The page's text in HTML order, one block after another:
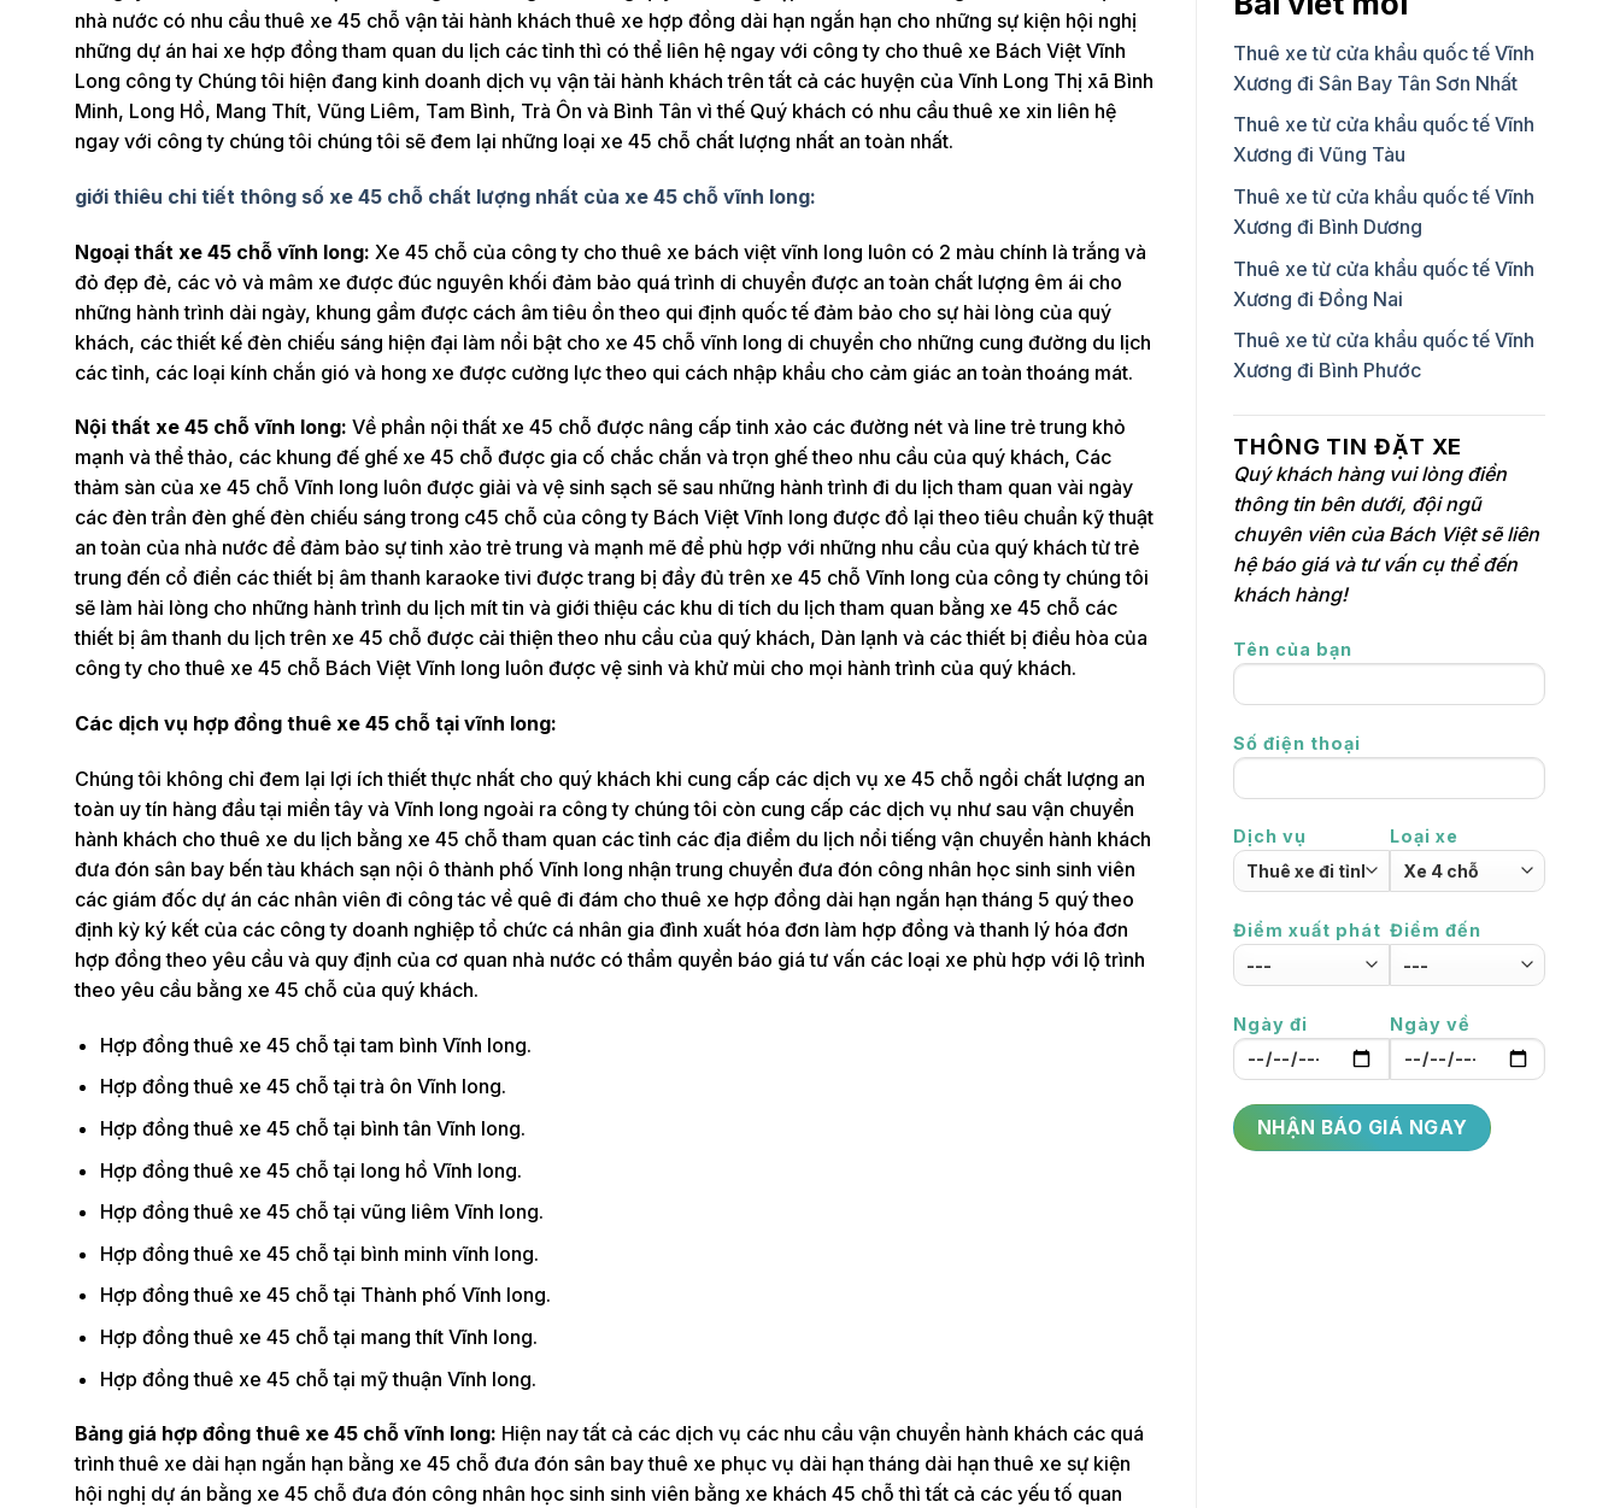
nhà nước có nhu cầu thuê xe 45 chỗ vận tải hành khách thuê xe hợp đồng dài hạn ngắn hạn cho những sự kiện hội nghị
những dự án hai xe hợp đồng tham quan du lịch các tỉnh thì có thể liên hệ ngay với công ty cho thuê xe Bách Việt Vĩnh
Long công ty Chúng tôi hiện đang kinh doanh dịch vụ vận tải hành khách trên tất cả các huyện của Vĩnh Long Thị xã Bình
Minh, Long Hồ, Mang Thít, Vũng Liêm, Tam Bình, Trà Ôn và Bình Tân vì thế Quý khách có nhu cầu thuê xe xin liên hệ
ngay với công ty chúng tôi chúng tôi sẽ đem lại những loại xe 45 chỗ chất lượng nhất an toàn nhất.
giới thiêu chi tiết thông số xe 45 chỗ chất lượng nhất của xe 45 chỗ vĩnh long:
Ngoại thất xe 45 chỗ vĩnh long: Xe 45 chỗ của công ty cho thuê xe bách việt vĩnh long luôn có 2 màu chính là trắng và
đỏ đẹp đẻ, các vỏ và mâm xe được đúc nguyên khối đảm bảo quá trình di chuyển được an toàn chất lượng êm ái cho
những hành trình dài ngày, khung gầm được cách âm tiêu ồn theo qui định quốc tế đảm bảo cho sự hài lòng của quý
khách, các thiết kế đèn chiếu sáng hiện đại làm nổi bật cho xe 45 chỗ vĩnh long di chuyển cho những cung đường du lịch
các tỉnh, các loại kính chắn gió và hong xe được cường lực theo qui cách nhập khẩu cho cảm giác an toàn thoáng mát.
Nội thất xe 45 chỗ vĩnh long: Về phần nội thất xe 45 chỗ được nâng cấp tinh xảo các đường nét và line trẻ trung khỏ
mạnh và thể thảo, các khung đế ghế xe 45 chỗ được gia cố chắc chắn và trọn ghế theo nhu cầu của quý khách, Các
thảm sàn của xe 45 chỗ Vĩnh long luôn được giải và vệ sinh sạch sẽ sau những hành trình đi du lịch tham quan vài ngày
các đèn trần đèn ghế đèn chiếu sáng trong c45 chỗ của công ty Bách Việt Vĩnh long được đồ lại theo tiêu chuẩn kỹ thuật
an toàn của nhà nước để đảm bảo sự tinh xảo trẻ trung và mạnh mẽ để phù hợp với những nhu cầu của quý khách từ trẻ
trung đến cổ điển các thiết bị âm thanh karaoke tivi được trang bị đầy đủ trên xe 45 chỗ Vĩnh long của công ty chúng tôi
sẽ làm hài lòng cho những hành trình du lịch mít tin và giới thiệu các khu di tích du lịch tham quan bằng xe 45 chỗ các
thiết bị âm thanh du lịch trên xe 45 chỗ được cải thiện theo nhu cầu của quý khách, Dàn lạnh và các thiết bị điều hòa của
công ty cho thuê xe 45 chỗ Bách Việt Vĩnh long luôn được vệ sinh và khử mùi cho mọi hành trình của quý khách.
Các dịch vụ hợp đồng thuê xe 45 chỗ tại vĩnh long:
Chúng tôi không chỉ đem lại lợi ích thiết thực nhất cho quý khách khi cung cấp các dịch vụ xe 45 chỗ ngồi chất lượng an
toàn uy tín hàng đầu tại miền tây và Vĩnh long ngoài ra công ty chúng tôi còn cung cấp các dịch vụ như sau vận chuyển
hành khách cho thuê xe du lịch bằng xe 45 chỗ tham quan các tỉnh các địa điểm du lịch nổi tiếng vận chuyển hành khách
đưa đón sân bay bến tàu khách sạn nội ô thành phố Vĩnh long nhận trung chuyển đưa đón công nhân học sinh sinh viên
các giám đốc dự án các nhân viên đi công tác về quê đi đám cho thuê xe hợp đồng dài hạn ngắn hạn tháng 5 quý theo
định kỳ ký kết của các công ty doanh nghiệp tổ chức cá nhân gia đình xuất hóa đơn làm hợp đồng và thanh lý hóa đơn
hợp đồng theo yêu cầu và quy định của cơ quan nhà nước có thẩm quyền báo giá tư vấn các loại xe phù hợp với lộ trình
theo yêu cầu bằng xe 45 chỗ của quý khách.
Hợp đồng thuê xe 45 chỗ tại tam bình Vĩnh long.
Hợp đồng thuê xe 45 chỗ tại trà ôn Vĩnh long.
Hợp đồng thuê xe 45 chỗ tại bình tân Vĩnh long.
Hợp đồng thuê xe 45 chỗ tại long hồ Vĩnh long.
Hợp đồng thuê xe 45 chỗ tại vũng liêm Vĩnh long.
Hợp đồng thuê xe 45 chỗ tại bình minh vĩnh long.
Hợp đồng thuê xe 45 chỗ tại Thành phố Vĩnh long.
Hợp đồng thuê xe 45 chỗ tại mang thít Vĩnh long.
Hợp đồng thuê xe 45 chỗ tại mỹ thuận Vĩnh long.
Bảng giá hợp đồng thuê xe 45 chỗ vĩnh long: Hiện nay tất cả các dịch vụ các nhu cầu vận chuyển hành khách các quá
trình thuê xe dài hạn ngắn hạn bằng xe 45 chỗ đưa đón sân bay thuê xe phục vụ dài hạn tháng dài hạn thuê xe sự kiện
hội nghị dự án bằng xe 45 chỗ đưa đón công nhân học sinh sinh viên bằng xe khách 45 chỗ thì tất cả các yếu tố quan
Thuê xe từ cửa khẩu quốc tế Vĩnh
Xương đi Sân Bay Tân Sơn Nhất
Thuê xe từ cửa khẩu quốc tế Vĩnh
Xương đi Vũng Tàu
Thuê xe từ cửa khẩu quốc tế Vĩnh
Xương đi Bình Dương
Thuê xe từ cửa khẩu quốc tế Vĩnh
Xương đi Đồng Nai
Thuê xe từ cửa khẩu quốc tế Vĩnh
Xương đi Bình Phước
THÔNG TIN ĐẶT XE
Quý khách hàng vui lòng điền
thông tin bên dưới, đội ngũ
chuyên viên của Bách Việt sẽ liên
hệ báo giá và tư vấn cụ thể đến
khách hàng!
Tên của bạn
Số điện thoại
Dịch vụ Loại xe
Điểm xuất phát Điểm đến
Ngày đi Ngày về